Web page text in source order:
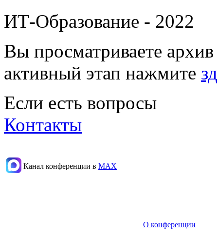
ИТ-Образование - 2022
Вы просматриваете
активный этап нажмите
Если есть вопросы
Контакты
Канал конференции в МАХ
О конференции